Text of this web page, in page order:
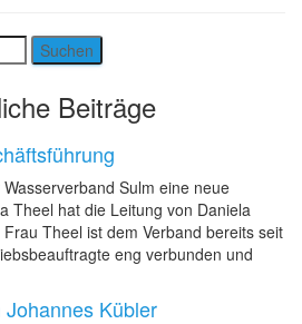
Beiträge
Sulm eine neue
Theel hat die Leitung von Daniela
Theel ist dem Verband bereits seit
eng verbunden und
Kübler